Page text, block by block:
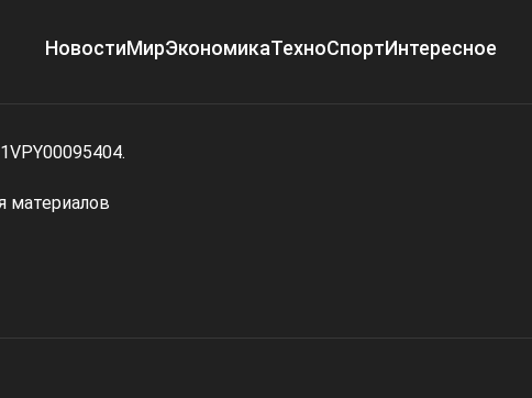
НовостиМирЭкономикаТехноСпортИнтересное
материалов